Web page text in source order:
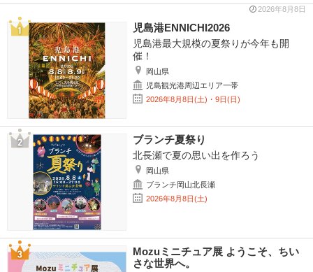
2026年8月8日
児島港ENNICHI2026
児島港最大規模の夏祭りが今年も開
催！
岡山県
児島観光港周辺エリア一帯
2026年8月8日(土)・9日(日)
ブランチ夏祭り
北長瀬で夏の思い出を作ろう
岡山県
ブランチ岡山北長瀬
2026年8月8日(土)
Mozuミニチュア展 ようこそ、ちい
さな世界へ。